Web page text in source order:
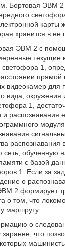
Бортовая ЭВМ 2
карты
хранится в ее
ЭВМ 2 с
текущие
светофора 1,
прямой
видеокамер для
вида, окружения
1,
распознавания
сеть, обученную
с базой
1. Если за
о
2 формирует
о том, что
маршруту.
о
что